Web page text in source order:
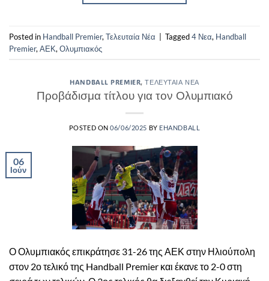
Posted in Handball Premier, Τελευταία Νέα Tagged4 Νεα, Handball
Premier, ΑΕΚ, Ολυμπιακός
HANDBALL PREMIER,ΤΕΛΕΥΤΑΊΑ ΝΈΑ
Προβάδισμα τίτλου για τον Ολυμπιακό
POSTED ON06/06/2025 BY EHANDBALL
06
Ιούν
Ο Ολυμπιακός επικράτησε 31-26 της ΑΕΚ στην Ηλιούπολη
στον 2ο τελικό της Handball Premier και έκανε το 2-0 στη